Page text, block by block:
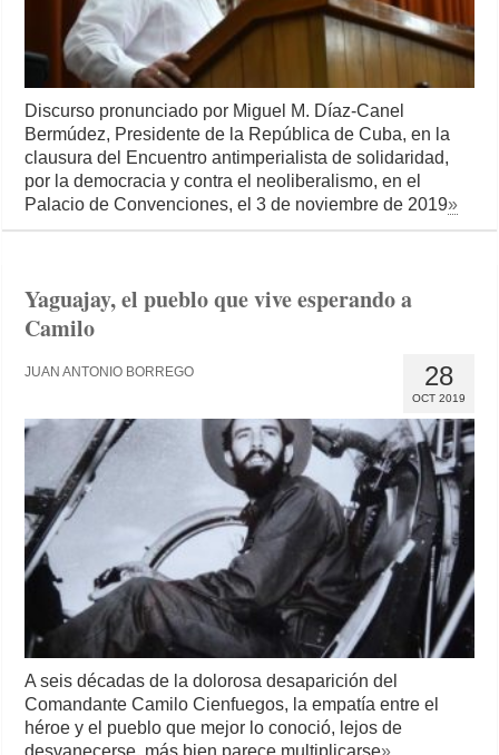
Discurso pronunciado por Miguel M. Díaz-Canel
Bermúdez, Presidente de la República de Cuba, en la
clausura del Encuentro antimperialista de solidaridad,
por la democracia y contra el neoliberalismo, en el
Palacio de Convenciones, el 3 de noviembre de 2019»
Yaguajay, el pueblo que vive esperando a
Camilo
28
OCT 2019
JUAN ANTONIO BORREGO
A seis décadas de la dolorosa desaparición del
Comandante Camilo Cienfuegos, la empatía entre el
héroe y el pueblo que mejor lo conoció, lejos de